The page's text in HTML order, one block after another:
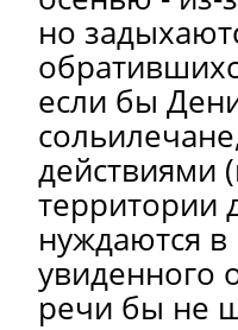
но
если бы
действиями
территории
нуждаются
увиденного
речи бы не